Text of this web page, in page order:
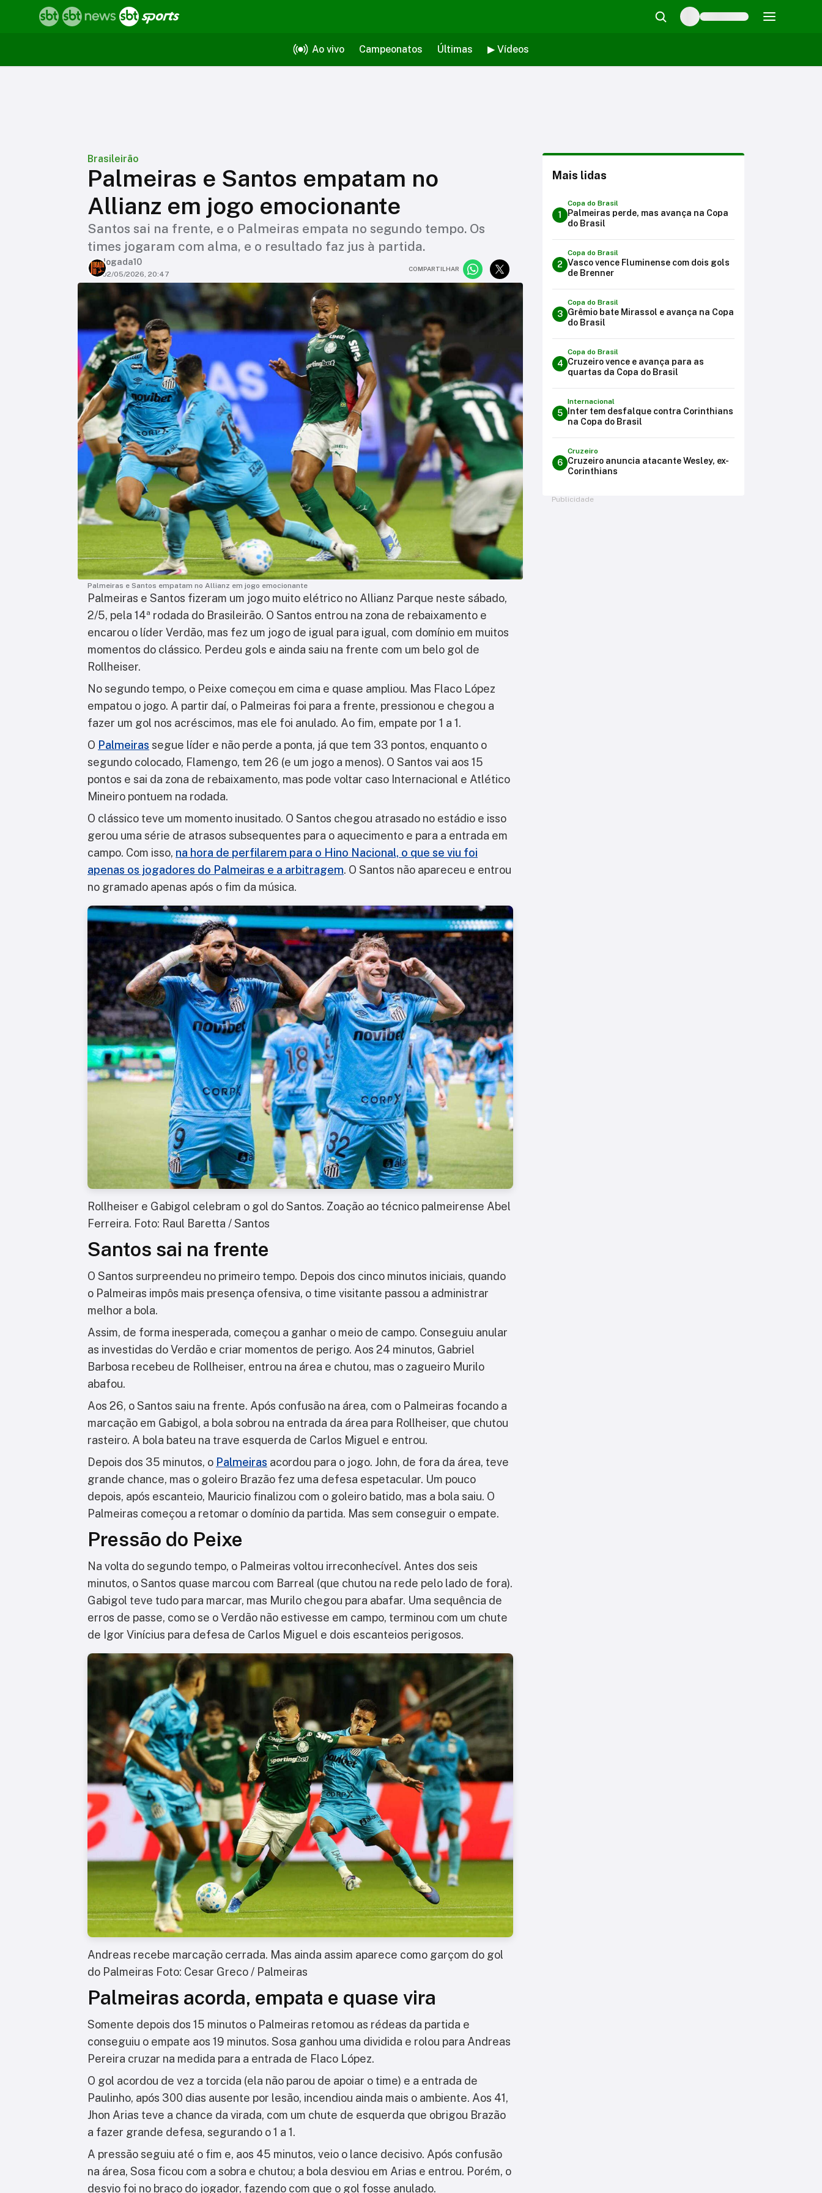
Ao vivo Campeonatos Últimas ▶ Vídeos
Brasileirão
Palmeiras e Santos empatam no
Allianz em jogo emocionante
Santos sai na frente, e o Palmeiras empata no segundo tempo. Os
times jogaram com alma, e o resultado faz jus à partida.
Jogada10
02/05/2026, 20:47
COMPARTILHAR
Palmeiras e Santos empatam no Allianz em jogo emocionante
Palmeiras e Santos fizeram um jogo muito elétrico no Allianz Parque neste sábado,
2/5, pela 14ª rodada do Brasileirão. O Santos entrou na zona de rebaixamento e
encarou o líder Verdão, mas fez um jogo de igual para igual, com domínio em muitos
momentos do clássico. Perdeu gols e ainda saiu na frente com um belo gol de
Rollheiser.
No segundo tempo, o Peixe começou em cima e quase ampliou. Mas Flaco López
empatou o jogo. A partir daí, o Palmeiras foi para a frente, pressionou e chegou a
fazer um gol nos acréscimos, mas ele foi anulado. Ao fim, empate por 1 a 1.
O Palmeiras segue líder e não perde a ponta, já que tem 33 pontos, enquanto o
segundo colocado, Flamengo, tem 26 (e um jogo a menos). O Santos vai aos 15
pontos e sai da zona de rebaixamento, mas pode voltar caso Internacional e Atlético
Mineiro pontuem na rodada.
O clássico teve um momento inusitado. O Santos chegou atrasado no estádio e isso
gerou uma série de atrasos subsequentes para o aquecimento e para a entrada em
campo. Com isso, na hora de perfilarem para o Hino Nacional, o que se viu foi
apenas os jogadores do Palmeiras e a arbitragem. O Santos não apareceu e entrou
no gramado apenas após o fim da música.
Rollheiser e Gabigol celebram o gol do Santos. Zoação ao técnico palmeirense Abel
Ferreira. Foto: Raul Baretta / Santos
Santos sai na frente
O Santos surpreendeu no primeiro tempo. Depois dos cinco minutos iniciais, quando
o Palmeiras impôs mais presença ofensiva, o time visitante passou a administrar
melhor a bola.
Assim, de forma inesperada, começou a ganhar o meio de campo. Conseguiu anular
as investidas do Verdão e criar momentos de perigo. Aos 24 minutos, Gabriel
Barbosa recebeu de Rollheiser, entrou na área e chutou, mas o zagueiro Murilo
abafou.
Aos 26, o Santos saiu na frente. Após confusão na área, com o Palmeiras focando a
marcação em Gabigol, a bola sobrou na entrada da área para Rollheiser, que chutou
rasteiro. A bola bateu na trave esquerda de Carlos Miguel e entrou.
Depois dos 35 minutos, o Palmeiras acordou para o jogo. John, de fora da área, teve
grande chance, mas o goleiro Brazão fez uma defesa espetacular. Um pouco
depois, após escanteio, Mauricio finalizou com o goleiro batido, mas a bola saiu. O
Palmeiras começou a retomar o domínio da partida. Mas sem conseguir o empate.
Pressão do Peixe
Na volta do segundo tempo, o Palmeiras voltou irreconhecível. Antes dos seis
minutos, o Santos quase marcou com Barreal (que chutou na rede pelo lado de fora).
Gabigol teve tudo para marcar, mas Murilo chegou para abafar. Uma sequência de
erros de passe, como se o Verdão não estivesse em campo, terminou com um chute
de Igor Vinícius para defesa de Carlos Miguel e dois escanteios perigosos.
Andreas recebe marcação cerrada. Mas ainda assim aparece como garçom do gol
do Palmeiras Foto: Cesar Greco / Palmeiras
Palmeiras acorda, empata e quase vira
Somente depois dos 15 minutos o Palmeiras retomou as rédeas da partida e
conseguiu o empate aos 19 minutos. Sosa ganhou uma dividida e rolou para Andreas
Pereira cruzar na medida para a entrada de Flaco López.
O gol acordou de vez a torcida (ela não parou de apoiar o time) e a entrada de
Paulinho, após 300 dias ausente por lesão, incendiou ainda mais o ambiente. Aos 41,
Jhon Arias teve a chance da virada, com um chute de esquerda que obrigou Brazão
a fazer grande defesa, segurando o 1 a 1.
A pressão seguiu até o fim e, aos 45 minutos, veio o lance decisivo. Após confusão
na área, Sosa ficou com a sobra e chutou; a bola desviou em Arias e entrou. Porém, o
desvio foi no braço do jogador, fazendo com que o gol fosse anulado.
Mais lidas
1
Copa do Brasil
Palmeiras perde, mas avança na Copa
do Brasil
2
Copa do Brasil
Vasco vence Fluminense com dois gols
de Brenner
3
Copa do Brasil
Grêmio bate Mirassol e avança na Copa
do Brasil
4
Copa do Brasil
Cruzeiro vence e avança para as
quartas da Copa do Brasil
5
Internacional
Inter tem desfalque contra Corinthians
na Copa do Brasil
6
Cruzeiro
Cruzeiro anuncia atacante Wesley, ex-
Corinthians
Publicidade